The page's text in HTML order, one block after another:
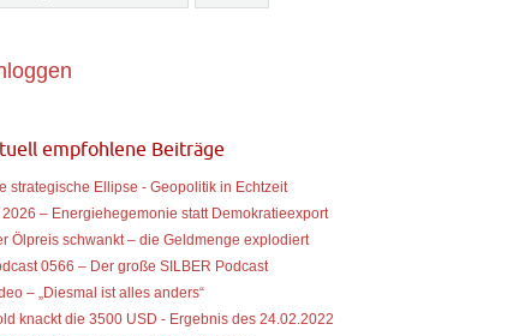
empfohlene Beiträge
strategische Ellipse - Geopolitik in Echtzeit
2026 – Energiehegemonie statt Demokratieexport
Ölpreis schwankt – die Geldmenge explodiert
0566 – Der große SILBER Podcast
– „Diesmal ist alles anders“
knackt die 3500 USD - Ergebnis des 24.02.2022